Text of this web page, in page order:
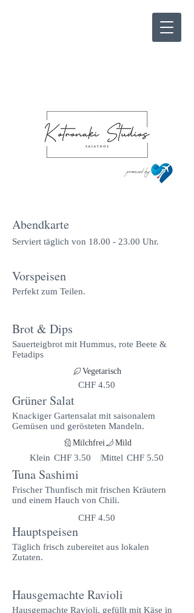
Abendkarte
Serviert täglich von 18.00 - 23.00 Uhr.
Vorspeisen
Perfekt zum Teilen.
Brot & Dips
Sauerteigbrot mit Hummus, rote Beete &
Fetadips
CHF 4.50
Vegetarisch
Grüner Salat
Knackiger Gartensalat mit saisonalem
Gemüsen und gerösteten Mandeln.
Klein CHF 3.50 Mittel CHF 5.50
Milchfrei Mild
Tuna Sashimi
Frischer Thunfisch mit frischen Kräutern
und einem Hauch von Chili.
CHF 4.50
Hauptspeisen
Täglich frisch zubereitet aus lokalen
Zutaten.
Hausgemachte Ravioli
Hausgemachte Ravioli, gefüllt mit Käse in